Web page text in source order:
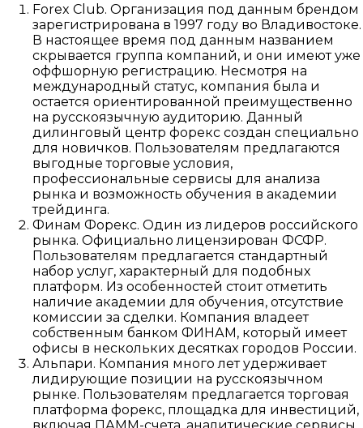
Forex Club. Организация под данным брендом
зарегистрирована в 1997 году во Владивостоке.
В настоящее время под данным названием
скрывается группа компаний, и они имеют уже
оффшорную регистрацию. Несмотря на
международный статус, компания была и
остается ориентированной преимущественно
на русскоязычную аудиторию. Данный
дилинговый центр форекс создан специально
для новичков. Пользователям предлагаются
выгодные торговые условия,
профессиональные сервисы для анализа
рынка и возможность обучения в академии
трейдинга.
Финам Форекс. Один из лидеров российского
рынка. Официально лицензирован ФСФР.
Пользователям предлагается стандартный
набор услуг, характерный для подобных
платформ. Из особенностей стоит отметить
наличие академии для обучения, отсутствие
комиссии за сделки. Компания владеет
собственным банком ФИНАМ, который имеет
офисы в нескольких десятках городов России.
Альпари. Компания много лет удерживает
лидирующие позиции на русскоязычном
рынке. Пользователям предлагается торговая
платформа форекс, площадка для инвестиций,
включая ПАММ-счета, аналитические сервисы,